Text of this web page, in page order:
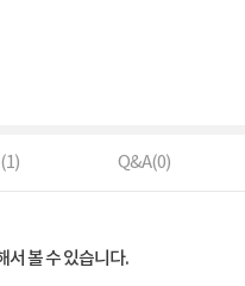
1) Q&A(0)
서 볼 수 있습니다.